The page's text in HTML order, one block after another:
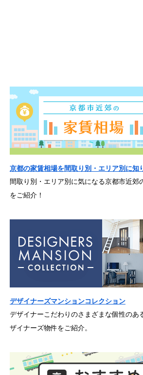
京都の家賃相場を間取り別・エリア別に知
間取り別・エリア別に気になる京都市近郊
をご紹介！
デザイナーズマンションコレクション
デザイナーこだわりのさまざまな個性のあ
ザイナーズ物件をご紹介。